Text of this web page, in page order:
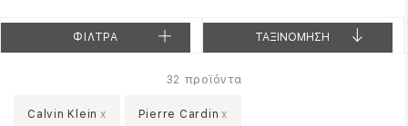
ΦΙΛΤΡΑ ΤΑΞΙΝΟΜΗΣΗ
32 προϊόντα
Calvin Klein x Pierre Cardin x